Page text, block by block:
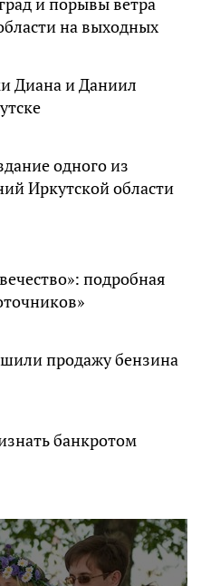
на выходных
Диана и Даниил
одного из
Иркутской области
подробная
продажу бензина
банкротом